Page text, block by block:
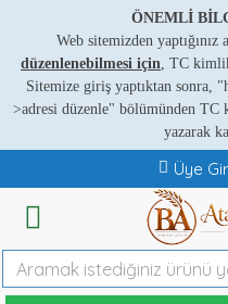
ÖNEMLİ
Web sitemizden yaptığınız
düzenlenebilmesi için, TC
Sitemize giriş yaptıktan sonra,
>adresi düzenle" bölümünden TC
yazarak
Üye